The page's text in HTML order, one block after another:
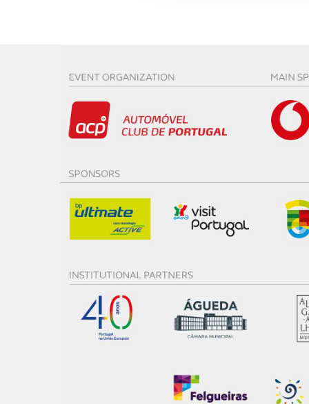
Realçamos que o bloqueio
navegação no Website e
Consulte a política de